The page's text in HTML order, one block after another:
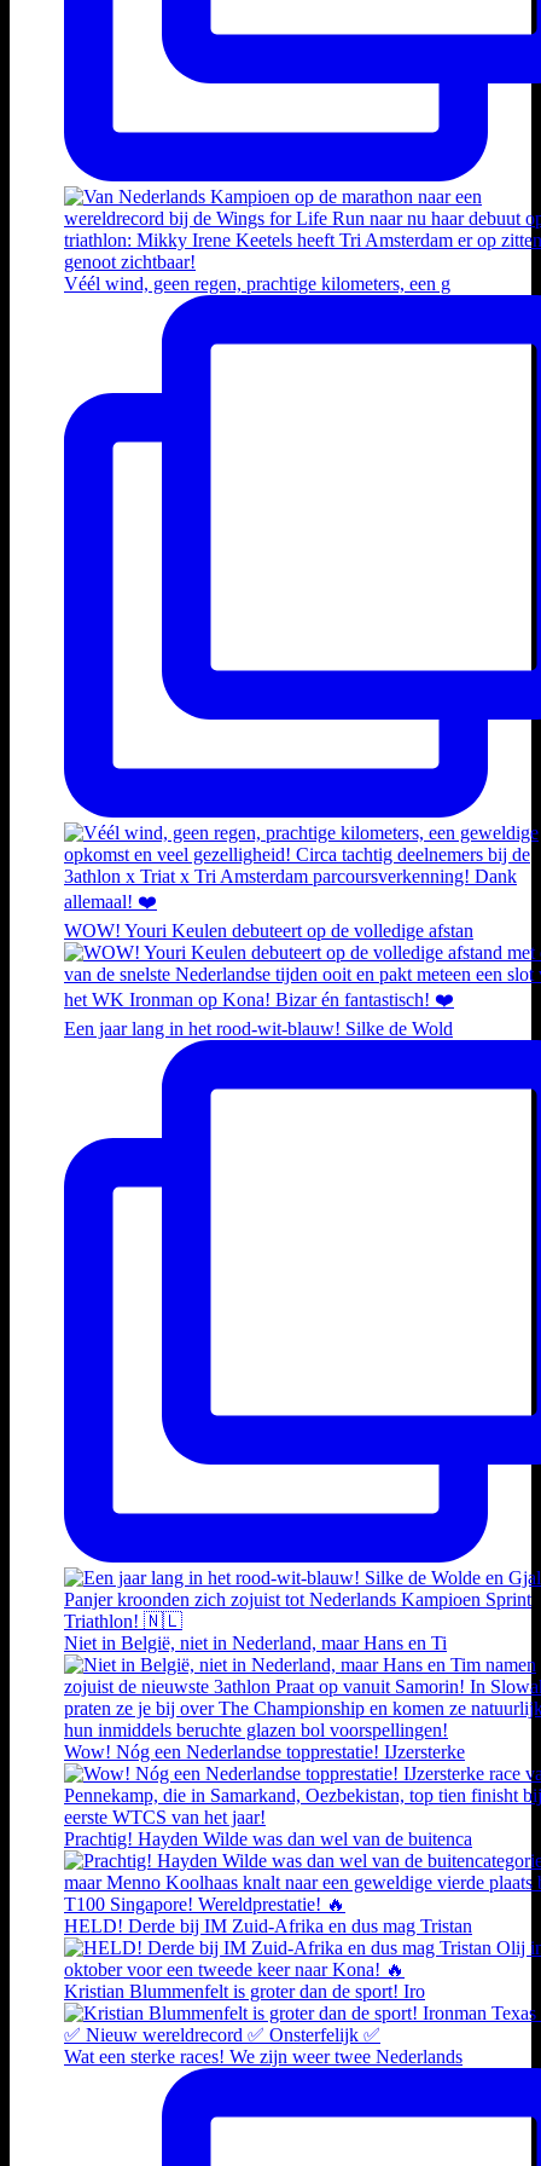
Véél wind, geen regen, prachtige kilometers, een g
WOW! Youri Keulen debuteert op de volledige afstan
Een jaar lang in het rood-wit-blauw! Silke de Wold
Niet in België, niet in Nederland, maar Hans en Ti
Wow! Nóg een Nederlandse topprestatie! IJzersterke
Prachtig! Hayden Wilde was dan wel van de buitenca
HELD! Derde bij IM Zuid-Afrika en dus mag Tristan
Kristian Blummenfelt is groter dan de sport! Iro
Wat een sterke races! We zijn weer twee Nederlands